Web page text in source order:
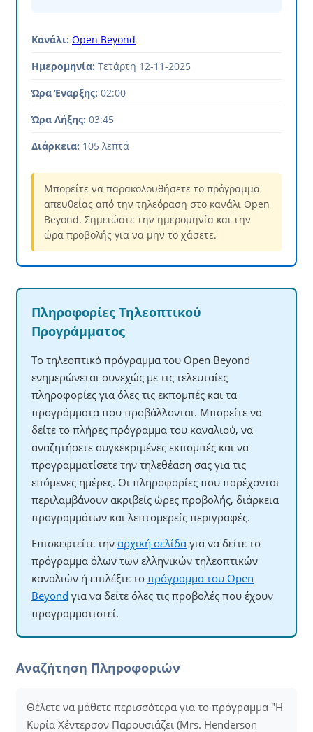
Κανάλι: Open Beyond
Ημερομηνία: Τετάρτη 12-11-2025
Ώρα Έναρξης: 02:00
Ώρα Λήξης: 03:45
Διάρκεια: 105 λεπτά
Μπορείτε να παρακολουθήσετε το πρόγραμμα
απευθείας από την τηλεόραση στο κανάλι Open
Beyond. Σημειώστε την ημερομηνία και την
ώρα προβολής για να μην το χάσετε.
Πληροφορίες Τηλεοπτικού
Προγράμματος
Το τηλεοπτικό πρόγραμμα του Open Beyond
ενημερώνεται συνεχώς με τις τελευταίες
πληροφορίες για όλες τις εκπομπές και τα
προγράμματα που προβάλλονται. Μπορείτε να
δείτε το πλήρες πρόγραμμα του καναλιού, να
αναζητήσετε συγκεκριμένες εκπομπές και να
προγραμματίσετε την τηλεθέαση σας για τις
επόμενες ημέρες. Οι πληροφορίες που παρέχονται
περιλαμβάνουν ακριβείς ώρες προβολής, διάρκεια
προγραμμάτων και λεπτομερείς περιγραφές.
Επισκεφτείτε την αρχική σελίδα για να δείτε το
πρόγραμμα όλων των ελληνικών τηλεοπτικών
καναλιών ή επιλέξτε το πρόγραμμα του Open
Beyond για να δείτε όλες τις προβολές που έχουν
προγραμματιστεί.
Αναζήτηση Πληροφοριών
Θέλετε να μάθετε περισσότερα για το πρόγραμμα "Η
Κυρία Χέντερσον Παρουσιάζει (Mrs. Henderson